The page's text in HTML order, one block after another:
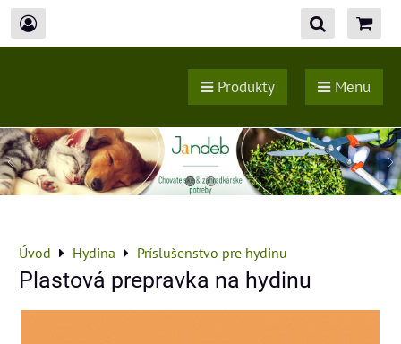
Produkty Menu
Úvod Hydina Príslušenstvo pre hydinu
Plastová prepravka na hydinu